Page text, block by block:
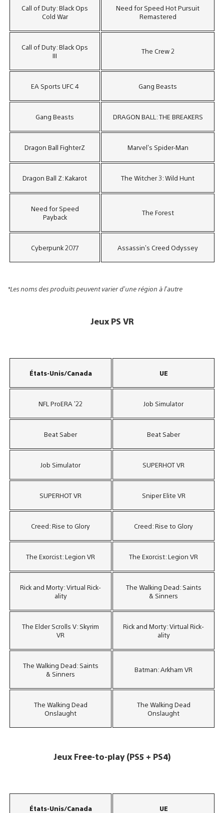
Call of Duty: Black Ops
Cold War
Need for Speed Hot Pursuit
Remastered
Call of Duty: Black Ops
III
The Crew 2
EA Sports UFC 4 Gang Beasts
Gang Beasts DRAGON BALL: THE BREAKERS
Dragon Ball FighterZ Marvel’s Spider-Man
Dragon Ball Z: Kakarot The Witcher 3: Wild Hunt
Need for Speed
Payback
The Forest
Cyberpunk 2077 Assassin’s Creed Odyssey
*Les noms des produits peuvent varier d’une région à l’autre
Jeux PS VR
États-Unis/Canada UE
NFL ProERA ’22 Job Simulator
Beat Saber Beat Saber
Job Simulator SUPERHOT VR
SUPERHOT VR Sniper Elite VR
Creed: Rise to Glory Creed: Rise to Glory
The Exorcist: Legion VR The Exorcist: Legion VR
Rick and Morty: Virtual Rick-
ality
The Walking Dead: Saints
& Sinners
The Elder Scrolls V: Skyrim
VR
Rick and Morty: Virtual Rick-
ality
The Walking Dead: Saints
& Sinners
Batman: Arkham VR
The Walking Dead
Onslaught
The Walking Dead
Onslaught
Jeux Free-to-play (PS5 + PS4)
États-Unis/Canada UE